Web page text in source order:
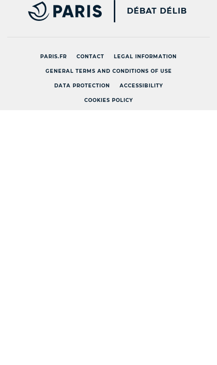
PARIS.FR [NEW
DÉBAT DÉLIB
PARIS.FR CONTACT LEGAL INFORMATION
GENERAL TERMS AND CONDITIONS OF USE
DATA PROTECTION ACCESSIBILITY
COOKIES POLICY